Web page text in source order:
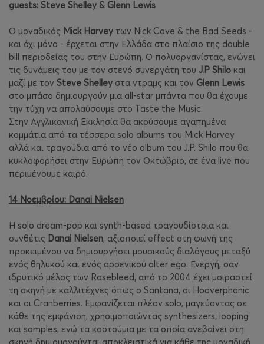
guests: Steve Shelley & Glenn Lewis
Ο μοναδικός Mick Harvey των Nick Cave & the Bad Seeds -
και όχι μόνο - έρχεται στην Ελλάδα στο πλαίσιο της double
bill περιοδείας του στην Ευρώπη. Ο πολυοργανίστας, ενώνει
τις δυνάμεις του με τον στενό συνεργάτη του J.P Shilo και
μαζί με τον Steve Shelley στα ντραμς και τον Glenn Lewis
στο μπάσο δημιουργούν μια all-star μπάντα που θα έχουμε
την τύχη να απολαύσουμε στο Taste the Music.
Στην Αγγλικανική Εκκλησία θα ακούσουμε αγαπημένα
κομμάτια από τα τέσσερα solo albums του Mick Harvey
αλλά και τραγούδια από το νέο album του J.P. Shilo που θα
κυκλοφορήσει στην Ευρώπη τον Οκτώβριο, σε ένα live που
περιμένουμε καιρό.
14 Νοεμβρίου: Danai Nielsen
Η solo dream-pop και synth-based τραγουδίστρια και
συνθέτις Danai Nielsen, αξιοποιεί effect στη φωνή της
προκειμένου να δημιουργήσει μουσικούς διαλόγους μεταξύ
ενός θηλυκού και ενός αρσενικού alter ego. Ενεργή, σαν
ιδρυτικό μέλος των Rosebleed, από το 2004 έχει μοιραστεί
τη σκηνή με καλλιτέχνες όπως ο Santana, οι Hooverphonic
και οι Cranberries. Εμφανίζεται πλέον solo, μαγεύοντας σε
κάθε της εμφάνιση, χρησιμοποιώντας synthesizers, looping
και samples, ενώ τα κοστούμια με τα οποία ανεβαίνει στη